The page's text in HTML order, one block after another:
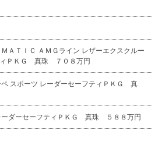
ＡＴＩＣ ＡＭＧライン レザーエクスクルー
ィＰＫＧ 真珠 ７０８万円
ペ スポーツ レーダーセーフティＰＫＧ 真
ーダーセーフティＰＫＧ 真珠 ５８８万円